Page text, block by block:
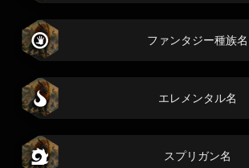
ファンタジー種族名
エレメンタル名
スプリガン名